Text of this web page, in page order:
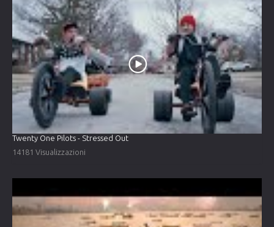
Twenty One Pilots - Stressed Out
14181 Visualizzazioni